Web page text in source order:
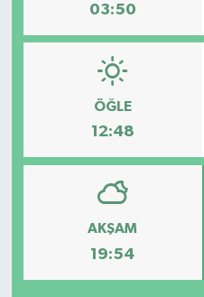
03:50
ÖĞLE
12:48
AKŞAM
19:54
Türkiye